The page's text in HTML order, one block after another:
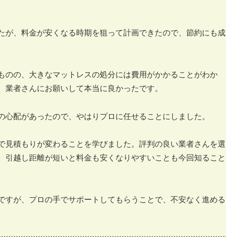
が、料金が安くなる時期を狙って計画できたので、節約にも成
のの、大きなマットレスの処分には費用がかかることがわか
者さんにお願いして本当に良かったです。
配があったので、やはりプロに任せることにしました。
見積もりが変わることを学びました。評判の良い業者さんを選
越し距離が短いと料金も安くなりやすいことも今回知ること
が、プロの手でサポートしてもらうことで、不安なく進める